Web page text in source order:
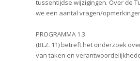
tussentijdse wijzigingen. Over de
we een aantal vragen/
PROGRAMMA 1.3
(BLZ. 11) betreft het onderzoek
van taken en